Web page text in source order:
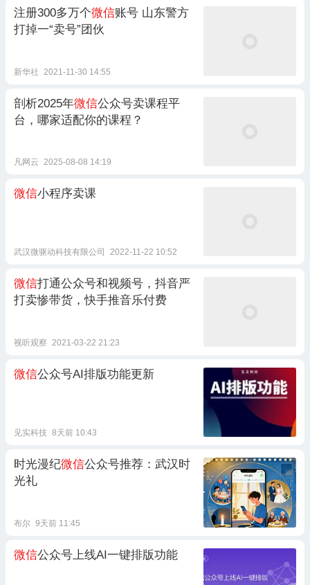
注册300多万个微信账号 山东警方
打掉一“卖号”团伙
新华社 2021-11-30 14:55
剖析2025年微信公众号卖课程平
台，哪家适配你的课程？
凡网云 2025-08-08 14:19
微信小程序卖课
武汉微驱动科技有限公司 2022-11-22 10:52
微信打通公众号和视频号，抖音严
打卖惨带货，快手推音乐付费
视听观察 2021-03-22 21:23
微信公众号AI排版功能更新
见实科技 8天前 10:43
时光漫纪微信公众号推荐：武汉时
光礼
布尔 9天前 11:45
微信公众号上线AI一键排版功能